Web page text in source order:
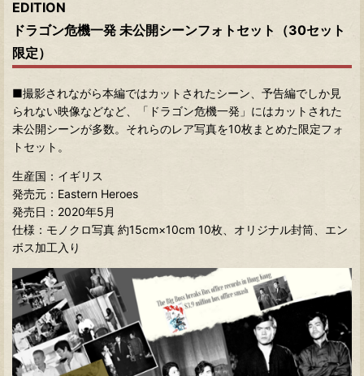
EDITION
ドラゴン危機一発 未公開シーンフォトセット（30セット
限定）
■撮影されながら本編ではカットされたシーン、予告編でしか見
られない映像などなど、「ドラゴン危機一発」にはカットされた
未公開シーンが多数。それらのレア写真を10枚まとめた限定フォ
トセット。
生産国：イギリス
発売元：Eastern Heroes
発売日：2020年5月
仕様：モノクロ写真 約15cm×10cm 10枚、オリジナル封筒、エン
ボス加工入り